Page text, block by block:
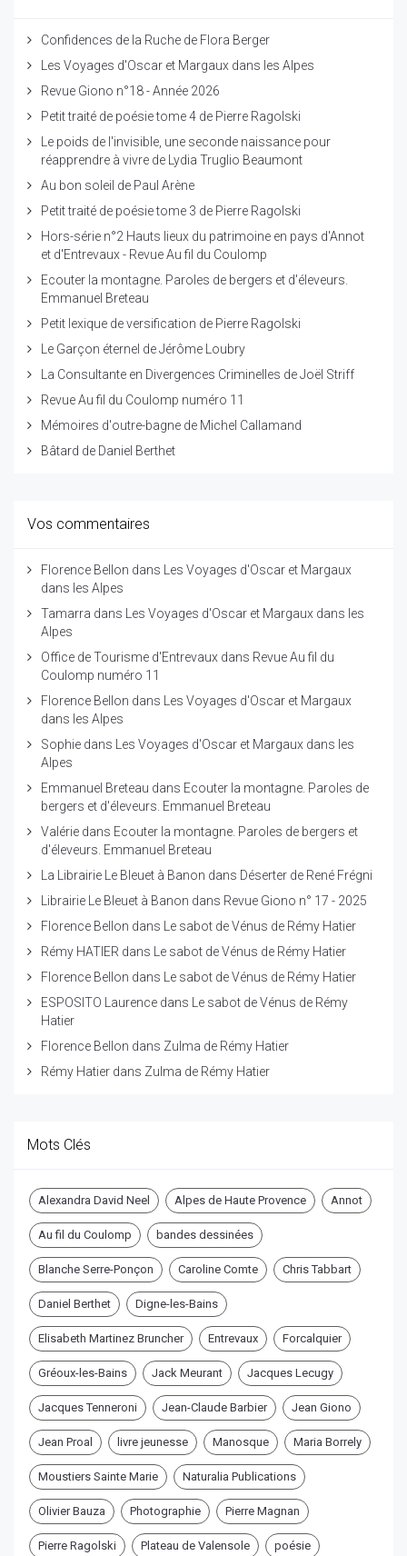
Confidences de la Ruche de Flora Berger
Les Voyages d'Oscar et Margaux dans les Alpes
Revue Giono n°18 - Année 2026
Petit traité de poésie tome 4 de Pierre Ragolski
Le poids de l'invisible, une seconde naissance pour
réapprendre à vivre de Lydia Truglio Beaumont
Au bon soleil de Paul Arène
Petit traité de poésie tome 3 de Pierre Ragolski
Hors-série n°2 Hauts lieux du patrimoine en pays d'Annot
et d'Entrevaux - Revue Au fil du Coulomp
Ecouter la montagne. Paroles de bergers et d'éleveurs.
Emmanuel Breteau
Petit lexique de versification de Pierre Ragolski
Le Garçon éternel de Jérôme Loubry
La Consultante en Divergences Criminelles de Joël Striff
Revue Au fil du Coulomp numéro 11
Mémoires d'outre-bagne de Michel Callamand
Bâtard de Daniel Berthet
Vos commentaires
Florence Bellon dans
Les Voyages d'Oscar et Margaux
dans les Alpes
Tamarra dans
Les Voyages d'Oscar et Margaux dans les
Alpes
Office de Tourisme d'Entrevaux dans Revue Au fil du
Coulomp numéro 11
Florence Bellon dans
Les Voyages d'Oscar et Margaux
dans les Alpes
Sophie dans
Les Voyages d'Oscar et Margaux dans les
Alpes
Emmanuel Breteau dans Ecouter la montagne. Paroles de
bergers et d'éleveurs. Emmanuel Breteau
Valérie dans Ecouter la montagne. Paroles de bergers et
d'éleveurs. Emmanuel Breteau
La Librairie Le Bleuet à Banon dans Déserter de René Frégni
Librairie Le Bleuet à Banon dans Revue Giono n° 17 - 2025
Florence Bellon dans
Le sabot de Vénus de Rémy Hatier
Rémy HATIER dans
Le sabot de Vénus de Rémy Hatier
Florence Bellon dans
Le sabot de Vénus de Rémy Hatier
ESPOSITO Laurence dans
Le sabot de Vénus de Rémy
Hatier
Florence Bellon dans Zulma de Rémy Hatier
Rémy Hatier dans Zulma de Rémy Hatier
Mots Clés
Alexandra David Neel Alpes de Haute Provence Annot
Au fil du Coulomp bandes dessinées
Blanche Serre-Ponçon Caroline Comte Chris Tabbart
Daniel Berthet Digne-les-Bains
Elisabeth Martinez Bruncher Entrevaux Forcalquier
Gréoux-les-Bains Jack Meurant Jacques Lecugy
Jacques Tenneroni Jean-Claude Barbier Jean Giono
Jean Proal livre jeunesse Manosque Maria Borrely
Moustiers Sainte Marie Naturalia Publications
Olivier Bauza Photographie Pierre Magnan
Pierre Ragolski Plateau de Valensole poésie